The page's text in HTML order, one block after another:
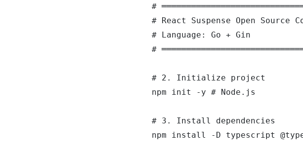
#
# React Suspense Open
# Language: Go + Gin
#
# 2. Initialize project
npm init -y # Node.js
# 3. Install dependencies
npm install -D typescript